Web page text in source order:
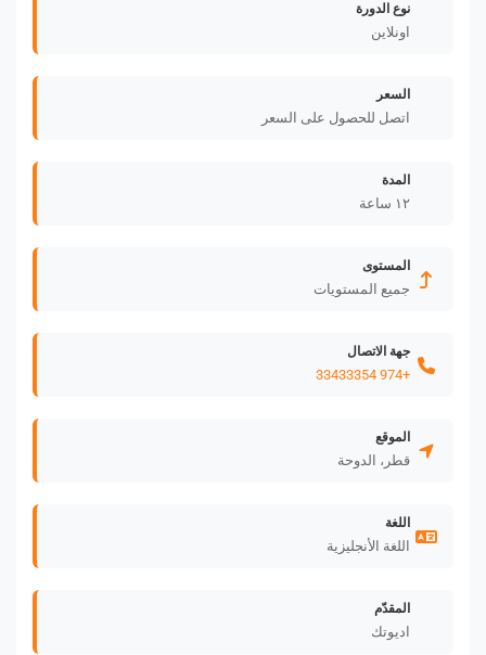
نوع الدورة
اونلاين
السعر
اتصل للحصول على السعر
المدة
١٢ ساعة
المستوى
جميع المستويات
جهة الاتصال
+974 33433354
الموقع
قطر، الدوحة
اللغة
اللغة الأنجليزية
المقدّم
اديوتك